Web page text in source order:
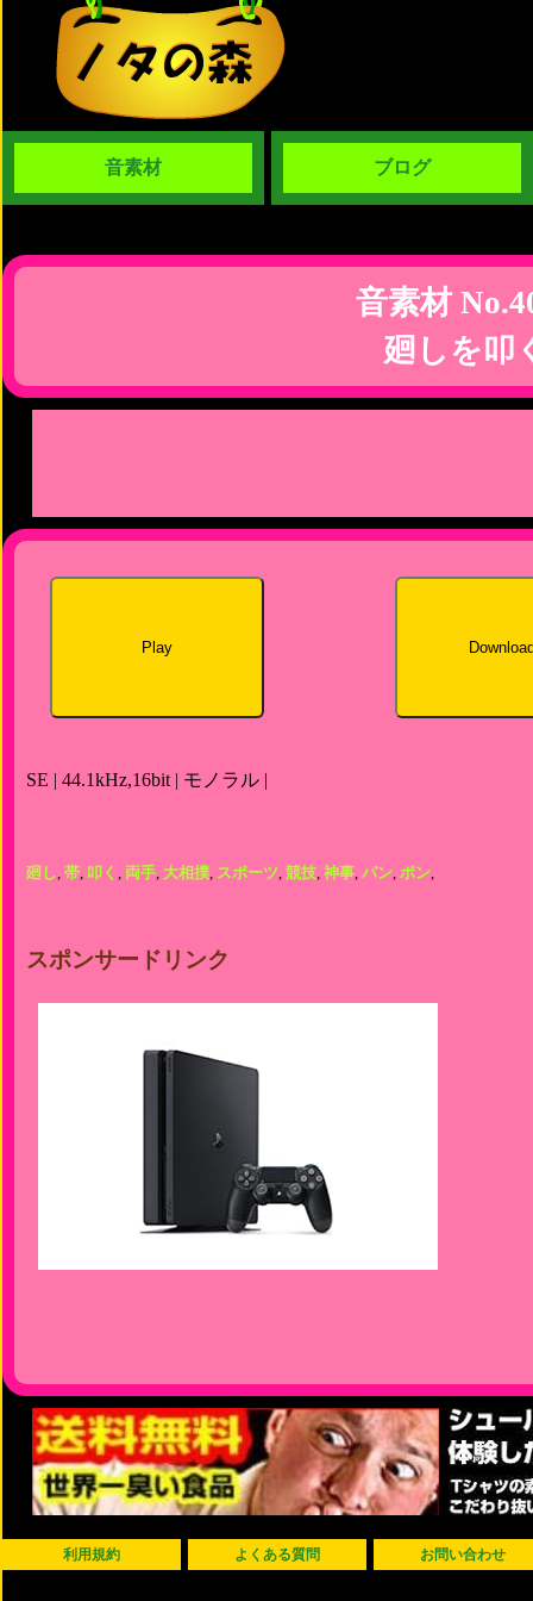
音素材 ブログ
音素材
廻しを叩
Play
SE | 44.1kHz,16bit | モノラル |
廻し, 帯, 叩く , 両手, 大相撲, スポーツ, 競技, 神事, パン, ポン,
スポンサードリンク
利用規約 よくある質問 お問い合わせ